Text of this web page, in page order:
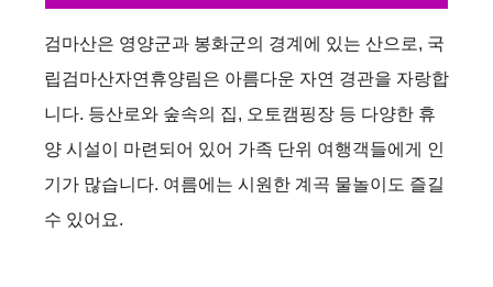
검마산은 영양군과 봉화군의 경계에 있는 산으로, 국
립검마산자연휴양림은 아름다운 자연 경관을 자랑합
니다. 등산로와 숲속의 집, 오토캠핑장 등 다양한 휴
양 시설이 마련되어 있어 가족 단위 여행객들에게 인
기가 많습니다. 여름에는 시원한 계곡 물놀이도 즐길
수 있어요.